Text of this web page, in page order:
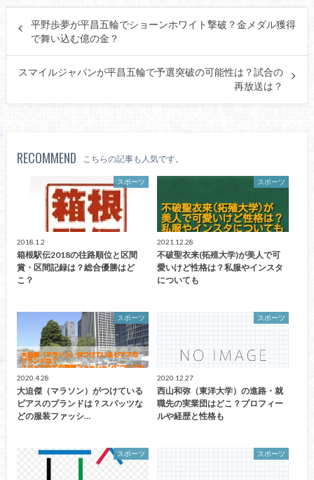
平野歩夢が平昌五輪でショーンホワイト撃破？金メダル獲得
で舞い込む億の金？
スマイルジャパンが平昌五輪で予選突破の可能性は？試合の
再放送は？
RECOMMEND こちらの記事も人気です。
スポーツ
2018.1.2
箱根駅伝2018の往路順位と区間
賞・区間記録は？総合優勝はど
こ？
スポーツ
2021.12.28
不破聖衣来(拓殖大学)が美人で可
愛いけど性格は？私服やインスタ
についても
スポーツ
2020.4.28
大迫傑（マラソン）がつけている
ピアスのブランドは？スパッツな
どの服装ファッシ…
スポーツ
2020.12.27
西山和弥（東洋大学）の進路・就
職先の実業団はどこ？プロフィー
ルや経歴と性格も
スポーツ スポーツ